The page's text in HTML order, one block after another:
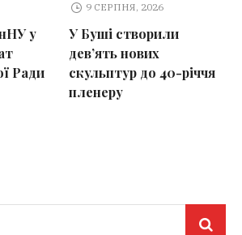
у
Ради
9 СЕРПНЯ, 2026
У Буші створили
дев’ять нових
скульптур до 40-річчя
пленеру